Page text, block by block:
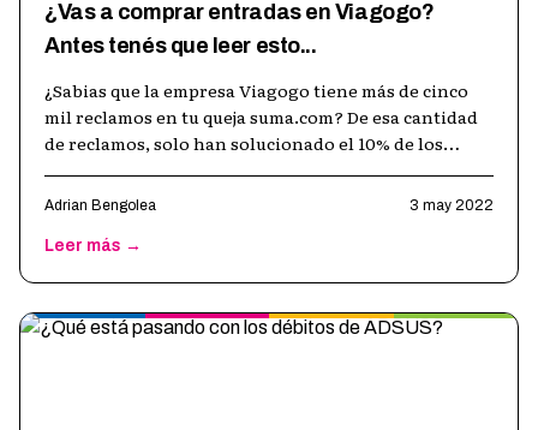
¿Vas a comprar entradas en Viagogo?
Antes tenés que leer esto...
¿Sabias que la empresa Viagogo tiene más de cinco
mil reclamos en tu queja suma.com? De esa cantidad
de reclamos, solo han solucionado el 10% de los
Adrian Bengolea 3 may 2022
Leer más →